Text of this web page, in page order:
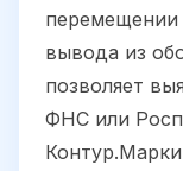
перемещении
вывода из
позволяет
ФНС или